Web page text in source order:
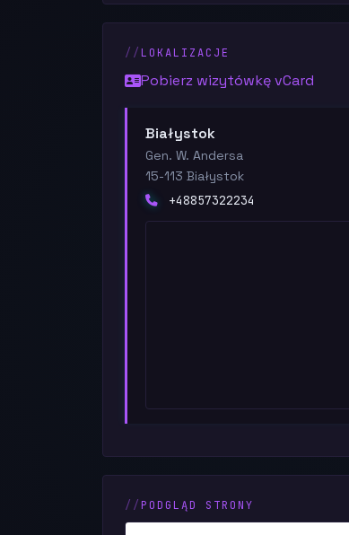
LOKALIZACJE
Pobierz wizytówkę vCard
Białystok
Gen. W. Andersa
15-113 Białystok
+48857322234
PODGLĄD STRONY